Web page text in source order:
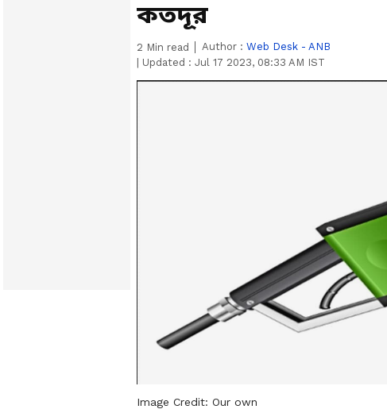
কতদূর
2 Min read Author : Web Desk - ANB
Updated : Jul 17 2023, 08:33 AM IST
Image Credit: Our own